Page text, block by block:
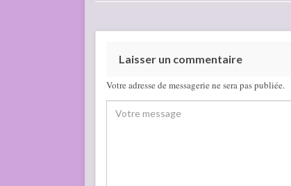
Laisser un commentaire
Votre adresse de messagerie ne sera pas publiée.